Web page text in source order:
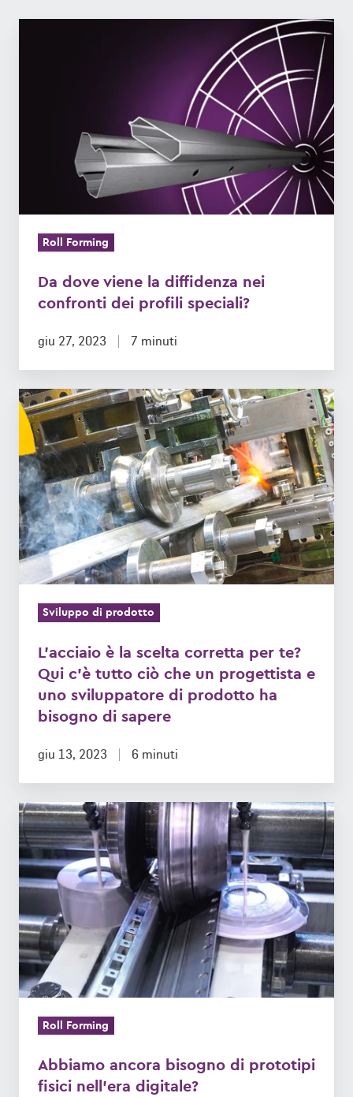
Roll Forming
Da dove viene la diffidenza nei
confronti dei profili speciali?
giu 27, 2023 7 minuti
L'acciaio
è
scelta
corretta
per
te?
Qui
progettista
sviluppatore
ha
bisogno
di
sapere
Sviluppo di prodotto
L'acciaio è la scelta corretta per te?
Qui c'è tutto ciò che un progettista e
uno sviluppatore di prodotto ha
bisogno di sapere
giu 13, 2023 6 minuti
Abbiamo
ancora
bisogno
di
prototipi
fisici
nell'era
digitale?
Roll Forming
Abbiamo ancora bisogno di prototipi
fisici nell'era digitale?